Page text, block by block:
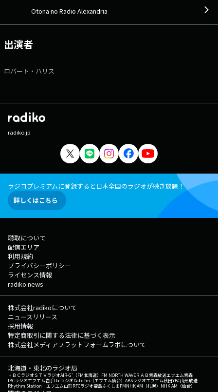
「@alexinterfm」
Otona no Radio Alexandria
出演者
ロバート・ハリス
radiko.jp
ラジコプレミアムに登録すると日本全国のラジオが聴き放題！
詳しくはこちら
聴取について
配信エリア
利用規約
プライバシーポリシー
ライセンス情報
radiko news
株式会社radikoについて
ニュースリリース
採用情報
特定商取引に関する法律に基づく表示
株式会社メディアプラットフォームラボについて
北海道・東北のラジオ局
ＨＢＣラジオＳＴＶラジオAIR-G'（FM北海道） FM NORTH WAVEＲＡＢ青森放送エフエム青森
IBCラジオエフエム岩手tbcラジオDate fm（エフエム仙台） ABSラジオエフエム秋田YBC山形放送
Rhythm Station エフエム山形RFCラジオ福島ふくしまFMNHK AM（札幌） NHK AM（仙台）